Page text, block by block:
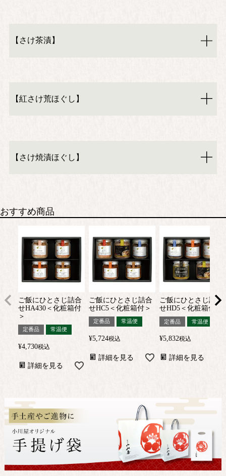
【さけ茶漬】
【紅さけ荒ほぐし】
【さけ焼漬ほぐし】
おすすめ商品
ご飯にひとさじ詰合
せHA430＜化粧箱付
＞
定番品 常温便
¥4,730税込
詳細を見る
ご飯にひとさじ詰合
せHC5＜化粧箱付＞
定番品 常温便
¥5,724税込
詳細を見る
ご飯にひとさじ詰合
せHD5＜化粧箱付＞
定番品 常温便
¥5,832税込
詳細を見る